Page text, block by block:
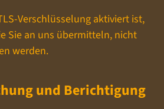
Verschlüsselung aktiviert ist,
Sie an uns übermitteln, nicht
werden.
und Berichtigung